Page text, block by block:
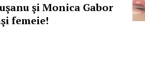
şi Monica Gabor
femeie!